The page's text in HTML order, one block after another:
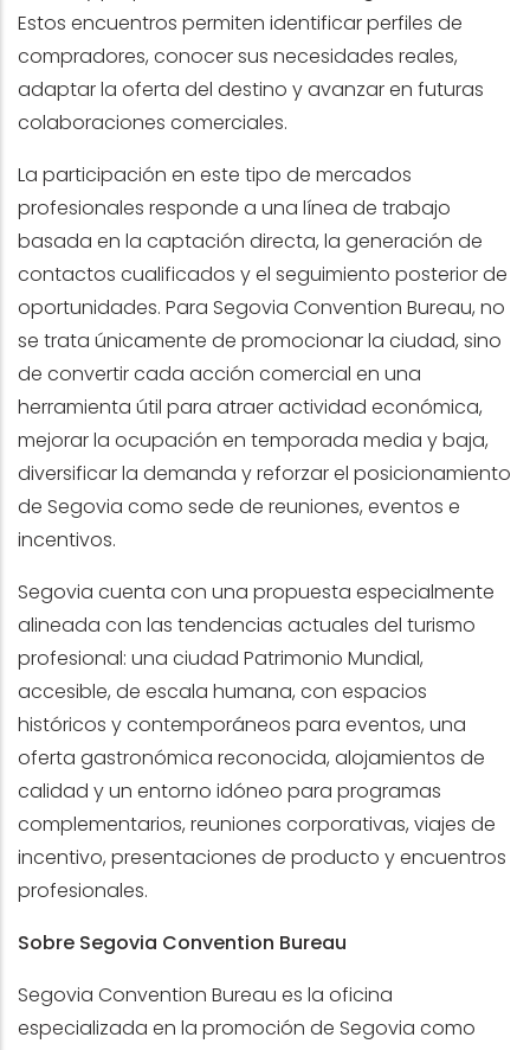
Estos encuentros permiten identificar perfiles de
compradores, conocer sus necesidades reales,
adaptar la oferta del destino y avanzar en futuras
colaboraciones comerciales.
La participación en este tipo de mercados
profesionales responde a una línea de trabajo
basada en la captación directa, la generación de
contactos cualificados y el seguimiento posterior de
oportunidades. Para Segovia Convention Bureau, no
se trata únicamente de promocionar la ciudad, sino
de convertir cada acción comercial en una
herramienta útil para atraer actividad económica,
mejorar la ocupación en temporada media y baja,
diversificar la demanda y reforzar el posicionamiento
de Segovia como sede de reuniones, eventos e
incentivos.
Segovia cuenta con una propuesta especialmente
alineada con las tendencias actuales del turismo
profesional: una ciudad Patrimonio Mundial,
accesible, de escala humana, con espacios
históricos y contemporáneos para eventos, una
oferta gastronómica reconocida, alojamientos de
calidad y un entorno idóneo para programas
complementarios, reuniones corporativas, viajes de
incentivo, presentaciones de producto y encuentros
profesionales.
Sobre Segovia Convention Bureau
Segovia Convention Bureau es la oficina
especializada en la promoción de Segovia como